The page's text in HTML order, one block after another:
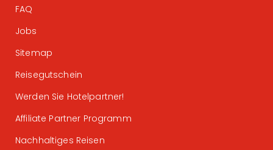
FAQ
Jobs
Sitemap
Reisegutschein
Werden Sie Hotelpartner!
Affiliate Partner Programm
Nachhaltiges Reisen